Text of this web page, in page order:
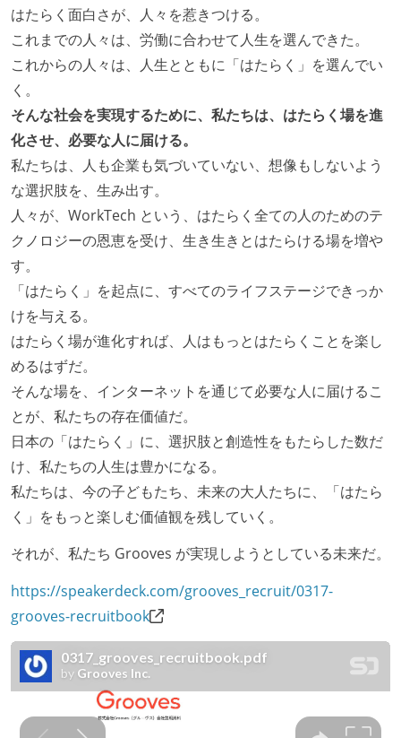
はたらく面白さが、人々を惹きつける。
これまでの人々は、労働に合わせて人生を選んできた。
これからの人々は、人生とともに「はたらく」を選んでい
く。
そんな社会を実現するために、私たちは、はたらく場を進
化させ、必要な人に届ける。
私たちは、人も企業も気づいていない、想像もしないよう
な選択肢を、生み出す。
人々が、WorkTech という、はたらく全ての人のためのテ
クノロジーの恩恵を受け、生き生きとはたらける場を増や
す。
「はたらく」を起点に、すべてのライフステージできっか
けを与える。
はたらく場が進化すれば、人はもっとはたらくことを楽し
めるはずだ。
そんな場を、インターネットを通じて必要な人に届けるこ
とが、私たちの存在価値だ。
日本の「はたらく」に、選択肢と創造性をもたらした数だ
け、私たちの人生は豊かになる。
私たちは、今の子どもたち、未来の大人たちに、「はたら
く」をもっと楽しむ価値観を残していく。
それが、私たち Grooves が実現しようとしている未来だ。
https://speakerdeck.com/grooves_recruit/0317-
grooves-recruitbook